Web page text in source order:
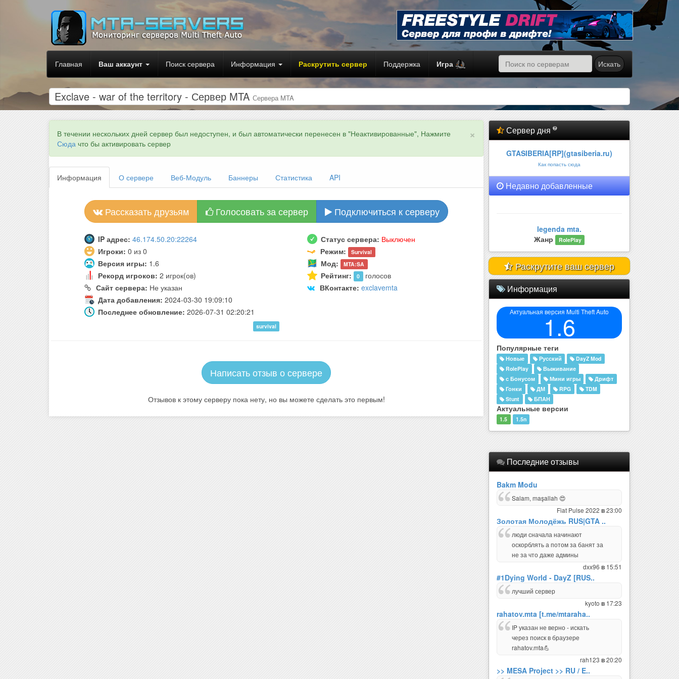
Главная Ваш аккаунт Поиск сервера Информация Раскрутить сервер Поддержка Игра Искать
Exclave - war of the territory - Сервер MTA Сервера MTA
×
В течении нескольких дней сервер был недоступен, и был автоматически перенесен в "Неактивированные", Нажмите
Сюда что бы активировать сервер
Информация О сервере Веб-Модуль Баннеры Статистика API
Рассказать друзьям Голосовать за сервер Подключиться к серверу
IP адрес: 46.174.50.20:22264 Статус сервера: Выключен
Игроки: 0 из 0 Режим: Survival
Версия игры: 1.6 Мод: MTA:SA
Рекорд игроков: 2 игрок(ов) Рейтинг: 0 голосов
Сайт сервера: Не указан ВКонтакте: exclavemta
Дата добавления: 2024-03-30 19:09:10
Последнее обновление: 2026-07-31 02:20:21
survival
Написать отзыв о сервере
Отзывов к этому серверу пока нету, но вы можете сделать это первым!
Сервер дня
GTASIBERIA[RP](gtasiberia.ru)
Как попасть сюда
Недавно добавленные
legenda mta.
Жанр
RolePlay
Раскрутите ваш сервер
Информация
Актуальная версия Multi Theft Auto
1.6
Популярные теги
Новые Русский
DayZ Mod
RolePlay
Выживание
с Бонусом
Мини игры
Дрифт
Гонки
ДМ RPG
TDM
Stunt
БПАН
Актуальные версии
1.5 1.5n
Последние отзывы
Bakm Modu
Salam, maşallah 😍
Fiat Pulse 2022 в23:00
Золотая Молодёжь RUS|GTA ..
люди сначала начинают
оскорблять а потом за банят за
не за что даже админы
dxx96 в 15:51
#1Dying World - DayZ [RUS..
лучший сервер
kyoto в 17:23
rahatov.mta [t.me/mtaraha..
IP указан не верно - искать
через поиск в браузере
rahatov.mta💪
rah123 в20:20
>> MESA Project >> RU / E..